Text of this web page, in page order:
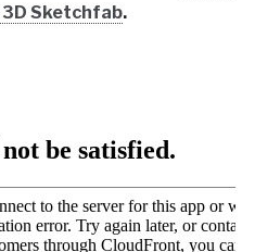
Sketchfab.